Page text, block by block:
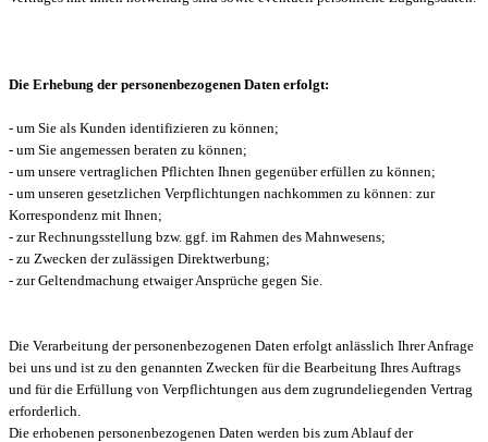
Die Erhebung der personenbezogenen Daten erfolgt:
- um Sie als Kunden identifizieren zu können;
- um Sie angemessen beraten zu können;
- um unsere vertraglichen Pflichten Ihnen gegenüber erfüllen zu können;
- um unseren gesetzlichen Verpflichtungen nachkommen zu können: zur
Korrespondenz mit Ihnen;
- zur Rechnungsstellung bzw. ggf. im Rahmen des Mahnwesens;
- zu Zwecken der zulässigen Direktwerbung;
- zur Geltendmachung etwaiger Ansprüche gegen Sie.
Die Verarbeitung der personenbezogenen Daten erfolgt anlässlich Ihrer Anfrage
bei uns und ist zu den genannten Zwecken für die Bearbeitung Ihres Auftrags
und für die Erfüllung von Verpflichtungen aus dem zugrundeliegenden Vertrag
erforderlich.
Die erhobenen personenbezogenen Daten werden bis zum Ablauf der